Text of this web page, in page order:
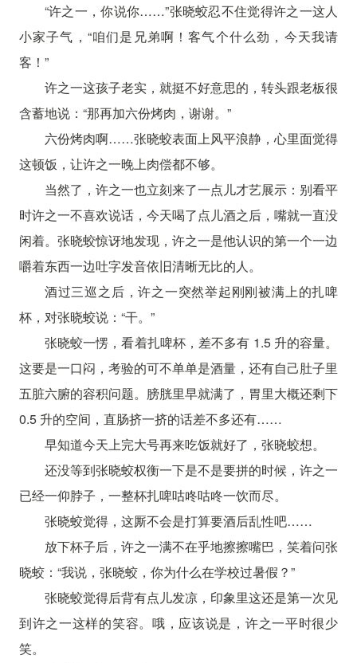
“许之一，你说你……”张晓蛟忍不住觉得许之一这人
小家子气，“咱们是兄弟啊！客气个什么劲，今天我请
客！”
许之一这孩子老实，就挺不好意思的，转头跟老板很
含蓄地说：“那再加六份烤肉，谢谢。”
六份烤肉啊……张晓蛟表面上风平浪静，心里面觉得
这顿饭，让许之一晚上肉偿都不够。
当然了，许之一也立刻来了一点儿才艺展示：别看平
时许之一不喜欢说话，今天喝了点儿酒之后，嘴就一直没
闲着。张晓蛟惊讶地发现，许之一是他认识的第一个一边
嚼着东西一边吐字发音依旧清晰无比的人。
酒过三巡之后，许之一突然举起刚刚被满上的扎啤
杯，对张晓蛟说：“干。”
张晓蛟一愣，看着扎啤杯，差不多有 1.5 升的容量。
这要是一口闷，考验的可不单单是酒量，还有自己肚子里
五脏六腑的容积问题。膀胱里早就满了，胃里大概还剩下
0.5 升的空间，直肠挤一挤的话差不多还有……
早知道今天上完大号再来吃饭就好了，张晓蛟想。
还没等到张晓蛟权衡一下是不是要拼的时候，许之一
已经一仰脖子，一整杯扎啤咕咚咕咚一饮而尽。
张晓蛟觉得，这厮不会是打算要酒后乱性吧……
放下杯子后，许之一满不在乎地擦擦嘴巴，笑着问张
晓蛟：“我说，张晓蛟，你为什么在学校过暑假？”
张晓蛟觉得后背有点儿发凉，印象里这还是第一次见
到许之一这样的笑容。哦，应该说是，许之一平时很少
笑。